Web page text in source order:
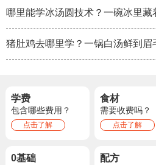
哪里能学冰汤圆技术？一碗冰里
猪肚鸡去哪里学？一锅白汤鲜到眉
学费
包含哪些费用？
点击了解
食材
需要收费吗？
点击了解
0基础 配方